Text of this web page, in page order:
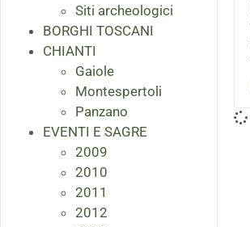
Siti archeologici
BORGHI TOSCANI
CHIANTI
Gaiole
Montespertoli
Panzano
EVENTI E SAGRE
2009
2010
2011
2012